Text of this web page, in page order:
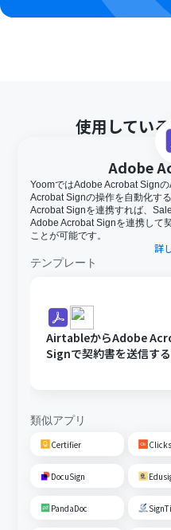
使用してい
Adobe
YoomではAdobe Acrobat Sign
Acrobat Signの操作を自動化す
Acrobat Signを連携すれば、
Adobe Acrobat Signを連携して
ことが可能です。
詳
テンプレート
AirtableからAdobe
Signで契約書を送信する
類似アプリ
Certifier
DocuSign
PandaDoc